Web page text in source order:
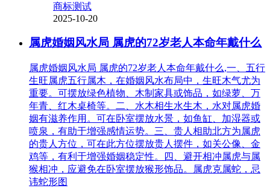
商标测试
2025-10-20
属虎婚姻风水局 属虎的72岁老人本命年戴什么
属虎婚姻风水局 属虎的72岁老人本命年戴什么,一、五行
生旺属虎五行属木，在婚姻风水布局中，生旺木气尤为
重要。可摆放绿色植物、木制家具或饰品，如绿萝、万
年青、红木桌椅等。二、水木相生水生木，水对属虎婚
姻有滋养作用。可在卧室摆放水景，如鱼缸、加湿器或
喷泉，有助于增强感情运势。三、贵人相助北方为属虎
的贵人方位，可在此方位摆放贵人摆件，如关公像、金
鸡等，有利于增强婚姻稳定性。四、避开相冲属虎与属
猴相冲，应避免在卧室摆放猴形饰品。属虎克属蛇，忌
讳蛇形图